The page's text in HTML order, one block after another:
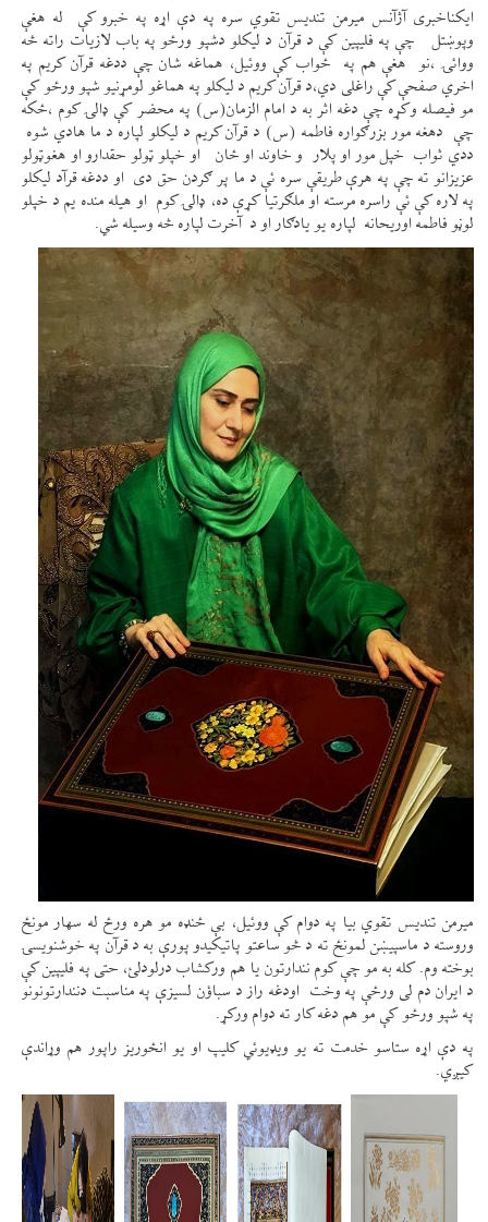
ایکناخبری آژآنس میرمن تندیس تقوي سره په دې اړه په خبرو کې له هغې
وپوښتل چې په فلیپين کې د قرآن د لیکلو دشپو ورځو په باب لازیات راته څه
ووائۍ ،نو هغې هم په ځواب کې ووئيل، هماغه شان چې ددغه قرآن کریم په
اخري صفحې کې راغلی دي،د قرآن کریم د لیکلو په هماغو لومړنیو شپو ورځو کې
مو فیصله وکړه چې دغه اثر به د امام الزمان(س) په محضر کې ډالۍ کوم ،ځکه
چې دهغه مور بزرګواره فاطمه (س) د قرآن کریم د لیکلو لپاره د ما هادي شوه
ددي ثواب خپل مور او پلار و خاوند او ځان او خپلو ټولو حقدارو او هغوټولو
عزیزانو ته چې په هرې طریقې سره ئې د ما پر ګردن حق دی او ددغه قرآد لیکلو
په لاره کې ئې راسره مرسته او ملګرتیا کړې ده، ډالۍ کوم او هیله منده یم د خپلو
لوڼو فاطمه اوریحانه لپاره یو یادګار او د آخرت لپاره څه وسیله شي.
میرمن تندیس تقوي بیا په دوام کې ووئيل، بې ځنډه مو هره ورځ له سهار مونځ
وروسته د ماسپيښن لمونځ ته د څو ساعتو پاتیکیدو پورې به د قرآن په خوشنویسۍ
بوخته وم. کله به مو چې کوم نندارتون یا هم ورکشاب درلودلئ، حتی په فلیپین کې
د ایران دم لی ورځې په وخت اودغه راز د سباؤن لسیزې په مناسبت دنندارتونونو
په شپو ورځو کې مو هم دغه کار ته دوام ورکړ.
په دې اړه ستاسو خدمت ته یو ویډیوئي کلیپ او یو انځوریز راپور هم وړاندې
کیږي.